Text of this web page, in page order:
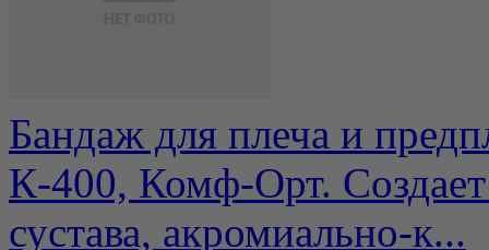
Бандаж для плеча и
К-400, Комф-Орт. Создает
сустава, акромиально-к...